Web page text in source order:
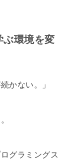
ぶ環境を変
かない。」
グラミングス